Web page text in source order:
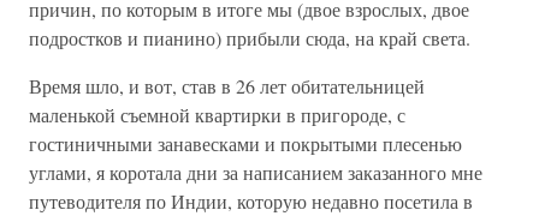
причин, по которым в итоге мы (двое взрослых, двое
подростков и пианино) прибыли сюда, на край света.
Время шло, и вот, став в 26 лет обитательницей
маленькой съемной квартирки в пригороде, с
гостиничными занавесками и покрытыми плесенью
углами, я коротала дни за написанием заказанного мне
путеводителя по Индии, которую недавно посетила в